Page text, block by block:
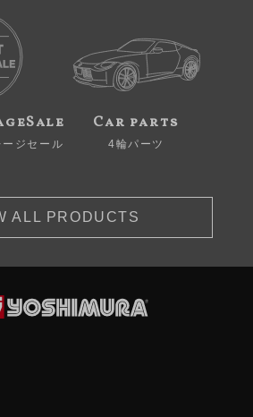
ージセール
Car parts
4輪パーツ
ALL PRODUCTS